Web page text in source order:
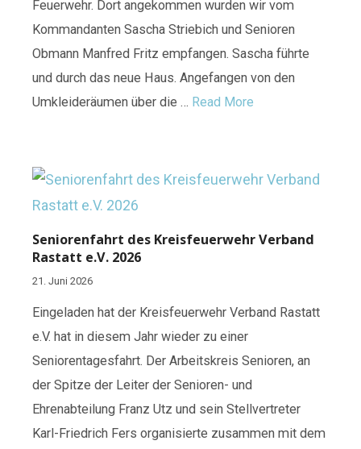
Feuerwehr. Dort angekommen wurden wir vom
Kommandanten Sascha Striebich und Senioren
Obmann Manfred Fritz empfangen. Sascha führte
und durch das neue Haus. Angefangen von den
Umkleideräumen über die … Read More
Seniorenfahrt des Kreisfeuerwehr Verband
Rastatt e.V. 2026
21. Juni 2026
Eingeladen hat der Kreisfeuerwehr Verband Rastatt
e.V. hat in diesem Jahr wieder zu einer
Seniorentagesfahrt. Der Arbeitskreis Senioren, an
der Spitze der Leiter der Senioren- und
Ehrenabteilung Franz Utz und sein Stellvertreter
Karl-Friedrich Fers organisierte zusammen mit dem